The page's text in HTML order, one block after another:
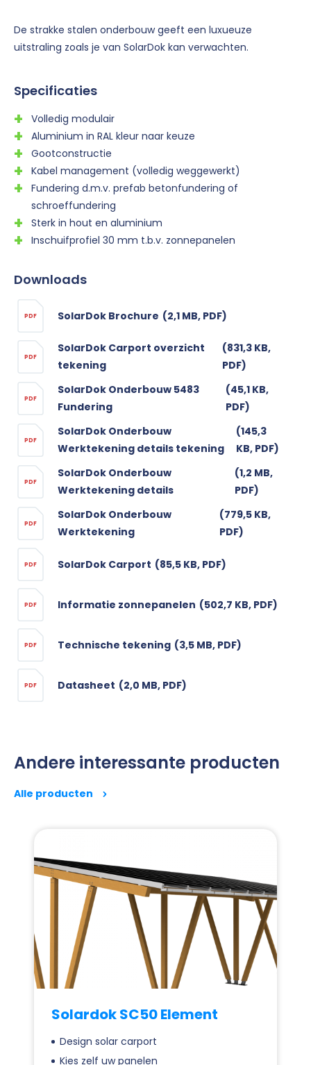
De strakke stalen onderbouw geeft een luxueuze
uitstraling zoals je van SolarDok kan verwachten.
Specificaties
Volledig modulair
Aluminium in RAL kleur naar keuze
Gootconstructie
Kabel management (volledig weggewerkt)
Fundering d.m.v. prefab betonfundering of
schroeffundering
Sterk in hout en aluminium
Inschuifprofiel 30 mm t.b.v. zonnepanelen
Downloads
PDF SolarDok Brochure (2,1 MB, PDF)
PDF
SolarDok Carport overzicht
tekening
(831,3 KB,
PDF)
PDF
SolarDok Onderbouw 5483
Fundering
(45,1 KB,
PDF)
PDF
SolarDok Onderbouw
Werktekening details tekening
(145,3
KB, PDF)
PDF
SolarDok Onderbouw
Werktekening details
(1,2 MB,
PDF)
PDF
SolarDok Onderbouw
Werktekening
(779,5 KB,
PDF)
PDF SolarDok Carport (85,5 KB, PDF)
PDF Informatie zonnepanelen (502,7 KB, PDF)
PDF Technische tekening (3,5 MB, PDF)
PDF Datasheet (2,0 MB, PDF)
Andere interessante producten
Alle producten
Solardok SC50 Element
Design solar carport
Kies zelf uw panelen